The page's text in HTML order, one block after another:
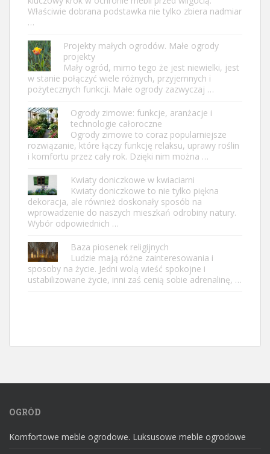
Właściwie dobrana podstawka nie tylko zbiera nadmiar
…
Projekty małych ogrodów. Małe ogrody
projekty
Mały ogród, mimo tego że jest niewielki, jest
w stanie połączyć wiele różnych, przyjemnych i
pożytecznych funkcji. Małe ogrody zazwyczaj …
Ogrody zimowe: funkcje, aranżacje i
technologie całoroczne
Ogrody zimowe to coraz popularniejsze
rozwiązanie, które łączy funkcję relaksu, uprawy roślin
i komfortu przez cały rok. Dzięki nim można …
Kwiaty doniczkowe w kwiaciarni
Kwiaty doniczkowe to nie tylko piękna
dekoracja, ale również doskonały sposób na
wprowadzenie do naszych mieszkań odrobiny natury.
Wybór odpowiednich …
Baza piosenek religijnych
Ludzie mają różne zainteresowania i
sposoby na życie. Jedni wolą wieść spokojne i
ustabilizowane życie, inni zaś cenią sobie adrenalinę, …
OGRÓD
Komfortowe meble ogrodowe. Luksusowe meble ogrodowe